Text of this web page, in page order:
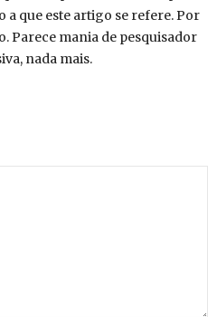
a que este artigo se refere. Por
Parece mania de pesquisador
nada mais.